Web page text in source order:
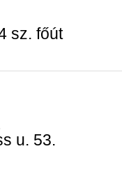
sz. főút
u. 53.